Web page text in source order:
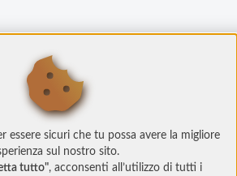
essere sicuri che tu possa avere la migliore
sul nostro sito.
tutto", acconsenti all’utilizzo di tutti i